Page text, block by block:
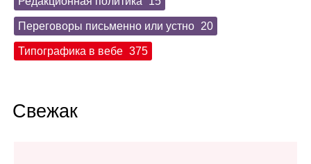
Переговоры письменно или устно 20
Типографика в вебе 375
Свежак